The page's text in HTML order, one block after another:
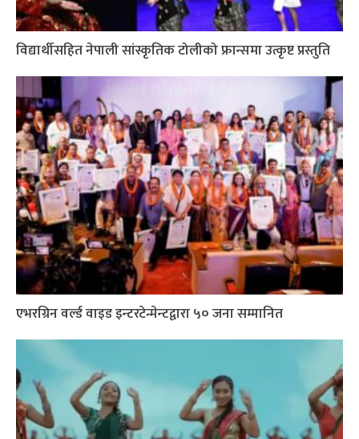
विद्यार्थीसहित नेपाली सांस्कृतिक टोलीको फ्रान्समा उत्कृष्ट प्रस्तुति
एभरग्रिन वर्ल्ड वाइड इन्टरटेन्मेन्टद्वारा ५० जना सम्मानित